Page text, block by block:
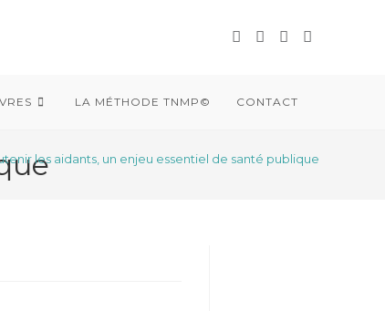
LA MÉTHODE TNMP© CONTACT
les aidants, un enjeu essentiel de santé publique